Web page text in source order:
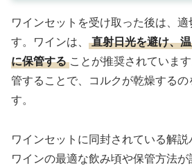
ワインセットを受け取った後は、
す。ワインは、
直射日光を避け、
に保管する ことが推奨されていま
管することで、コルクが乾燥するの
す。
ワインセットに同封されている解
ワインの最適な飲み頃や保管方法